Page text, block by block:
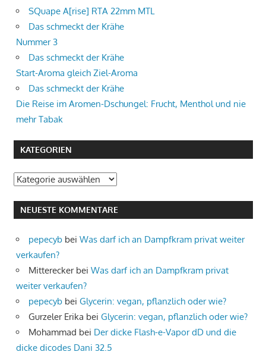
SQuape A[rise] RTA 22mm MTL
Das schmeckt der Krähe
Nummer 3
Das schmeckt der Krähe
Start-Aroma gleich Ziel-Aroma
Das schmeckt der Krähe
Die Reise im Aromen-Dschungel: Frucht, Menthol und nie
mehr Tabak
KATEGORIEN
Kategorien
NEUESTE KOMMENTARE
pepecyb bei Was darf ich an Dampfkram privat weiter
verkaufen?
Mittereckerbei Was darf ich an Dampfkram privat
weiter verkaufen?
pepecyb bei Glycerin: vegan, pflanzlich oder wie?
Gurzeler Erika bei Glycerin: vegan, pflanzlich oder wie?
Mohammad bei Der dicke Flash-e-Vapor dD und die
dicke dicodes Dani 32.5